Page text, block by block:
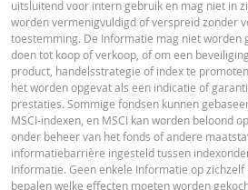
ontwikkelingen van waarden in de
BNP Paribas treedt niet op als uw juridisch
beleggingsadviseur en heeft op geen
tegenover u in verband met de calculator
transacties in door BNP Paribas
transacties. U mag niet op BNP Paribas
aanbevelingen, ongeacht van welke aard.
gebaseerd op betrouwbaar geachte
volledigheid hiervan niet gegarandeerd.
betrekking tot de informatie verstrekt door
Latest Product Quotes
uitsluitend voor intern gebruik en mag niet in
worden vermenigvuldigd of verspreid zonder
toestemming. De Informatie mag niet worden
doen tot koop of verkoop, of om een
product, handelsstrategie of index te
het worden opgevat als een indicatie of
prestaties. Sommige fondsen kunnen
MSCI-indexen, en MSCI kan worden beloond
onder beheer van het fonds of andere
informatiebarrière ingesteld tussen
Informatie. Geen enkele Informatie op
bepalen welke effecten moeten worden